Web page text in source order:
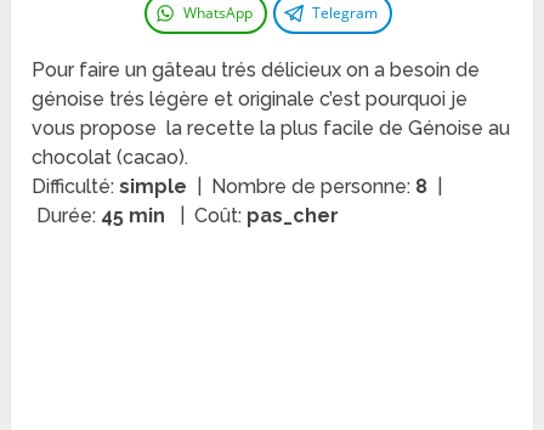
WhatsApp Telegram
Pour faire un gâteau trés délicieux on a besoin de
génoise trés légère et originale c’est pourquoi je
vous propose la recette la plus facile de Génoise au
chocolat (cacao).
Difficulté:simple | Nombre de personne: 8
Durée: 45 min | Coût: pas_cher